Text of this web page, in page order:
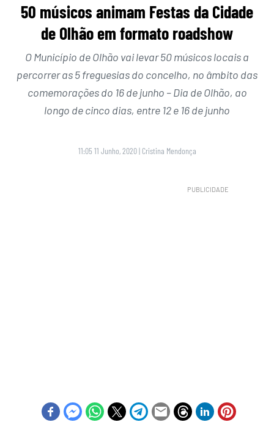
50 músicos animam Festas da Cidade
de Olhão em formato roadshow
O Município de Olhão vai levar 50 músicos locais a
percorrer as 5 freguesias do concelho, no âmbito das
comemorações do 16 de junho – Dia de Olhão, ao
longo de cinco dias, entre 12 e 16 de junho
11:05 11 Junho, 2020 | Cristina Mendonça